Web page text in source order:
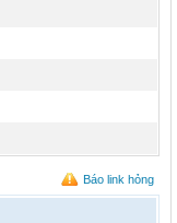
Báo link hỏng